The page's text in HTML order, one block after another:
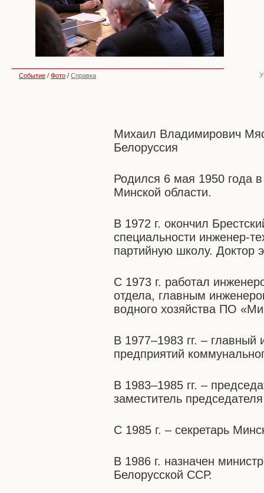
Событие / Фото / Справка
Михаил Владимирович
Белоруссия
Родился 6 мая 1950 года
Минской области.
В 1972 г. окончил
специальности инженер-
партийную школу. Доктор
С 1973 г. работал
отдела, главным
водного хозяйства ПО
В 1977–1983 гг. –
предприятий
В 1983–1985 гг. –
заместитель
С 1985 г. – секретарь
В 1986 г. назначен
Белорусской ССР.